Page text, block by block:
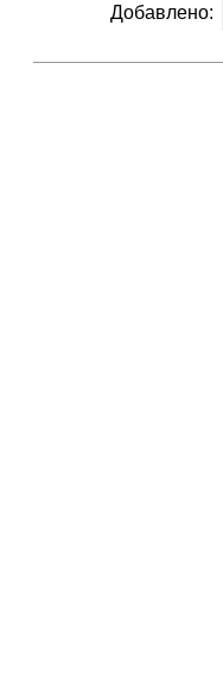
Добавлено: